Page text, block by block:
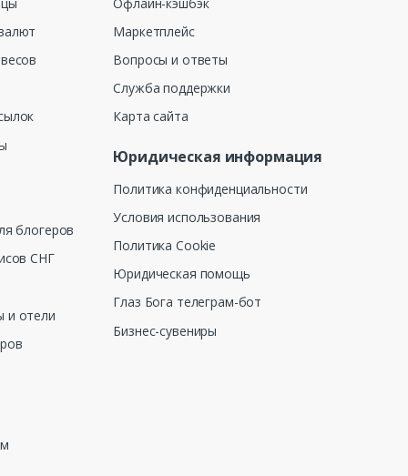
блогеров
СНГ
и отели
Маркетплейс
Вопросы и ответы
Служба поддержки
Карта сайта
Юридическая информация
Политика конфиденциальности
Условия использования
Политика Cookie
Юридическая помощь
Глаз Бога телеграм-бот
Бизнес-сувениры